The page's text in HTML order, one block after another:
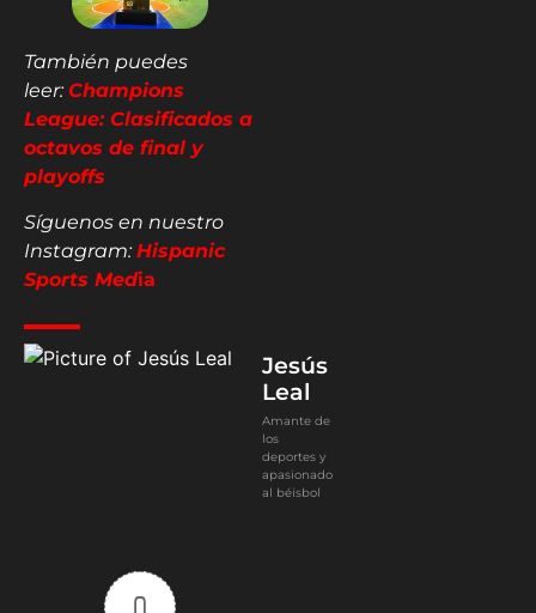
También puedes
leer: Champions
League: Clasificados a
octavos de final y
playoffs
Síguenos en nuestro
Instagram:Hispanic
Sports Media
Jesús
Leal
Amante de
los
deportes y
apasionado
al béisbol